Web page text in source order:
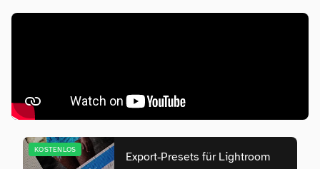
KOSTENLOS
Export‑Presets für Lightroom